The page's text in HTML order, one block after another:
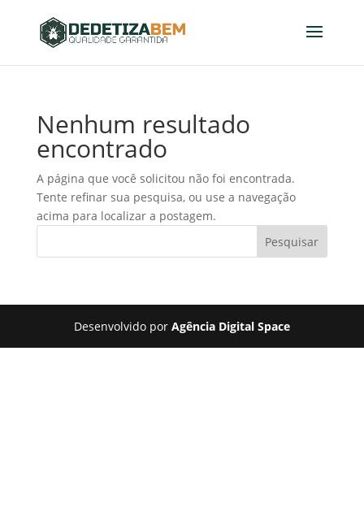
Nenhum resultado
encontrado
A página que você solicitou não foi encontrada.
Tente refinar sua pesquisa, ou use a navegação
acima para localizar a postagem.
Pesquisar
Desenvolvido por Agência Digital Space